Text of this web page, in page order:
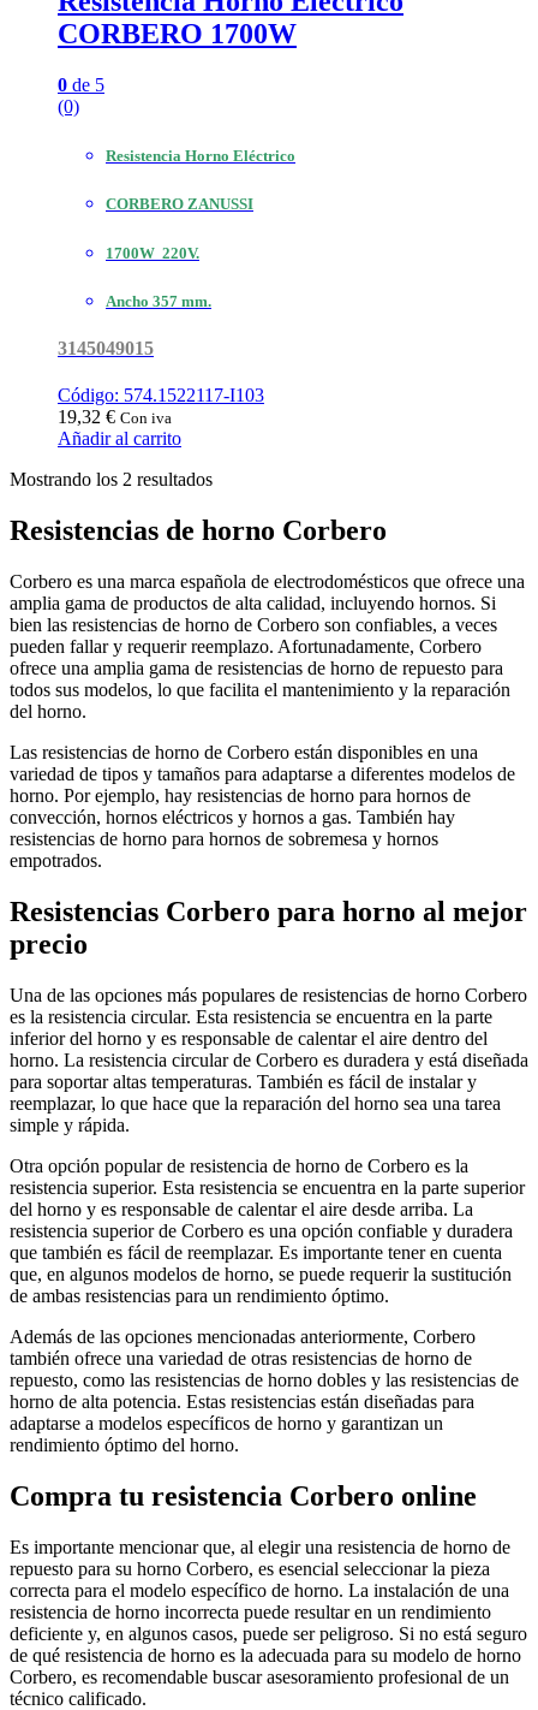
CORBERO 1700W
0 de 5
(0)
Resistencia Horno Eléctrico
CORBERO ZANUSSI
1700W 220V.
Ancho 357 mm.
3145049015
Código: 574.1522117-I103
19,32 € Con iva
Añadir al carrito
Mostrando los 2 resultadosOrdenado
popularidad
Resistencias de horno Corbero
Corbero es una marca española de electrodomésticos que ofrece una
amplia gama de productos de alta calidad, incluyendo hornos. Si
bien las resistencias de horno de Corbero son confiables, a veces
pueden fallar y requerir reemplazo. Afortunadamente, Corbero
ofrece una amplia gama de resistencias de horno de repuesto para
todos sus modelos, lo que facilita el mantenimiento y la reparación
del horno.
Las resistencias de horno de Corbero están disponibles en una
variedad de tipos y tamaños para adaptarse a diferentes modelos de
horno. Por ejemplo, hay resistencias de horno para hornos de
convección, hornos eléctricos y hornos a gas. También hay
resistencias de horno para hornos de sobremesa y hornos
empotrados.
Resistencias Corbero para horno al mejor
precio
Una de las opciones más populares de resistencias de horno Corbero
es la resistencia circular. Esta resistencia se encuentra en la parte
inferior del horno y es responsable de calentar el aire dentro del
horno. La resistencia circular de Corbero es duradera y está diseñada
para soportar altas temperaturas. También es fácil de instalar y
reemplazar, lo que hace que la reparación del horno sea una tarea
simple y rápida.
Otra opción popular de resistencia de horno de Corbero es la
resistencia superior. Esta resistencia se encuentra en la parte superior
del horno y es responsable de calentar el aire desde arriba. La
resistencia superior de Corbero es una opción confiable y duradera
que también es fácil de reemplazar. Es importante tener en cuenta
que, en algunos modelos de horno, se puede requerir la sustitución
de ambas resistencias para un rendimiento óptimo.
Además de las opciones mencionadas anteriormente, Corbero
también ofrece una variedad de otras resistencias de horno de
repuesto, como las resistencias de horno dobles y las resistencias de
horno de alta potencia. Estas resistencias están diseñadas para
adaptarse a modelos específicos de horno y garantizan un
rendimiento óptimo del horno.
Compra tu resistencia Corbero online
Es importante mencionar que, al elegir una resistencia de horno de
repuesto para su horno Corbero, es esencial seleccionar la pieza
correcta para el modelo específico de horno. La instalación de una
resistencia de horno incorrecta puede resultar en un rendimiento
deficiente y, en algunos casos, puede ser peligroso. Si no está seguro
de qué resistencia de horno es la adecuada para su modelo de horno
Corbero, es recomendable buscar asesoramiento profesional de un
técnico calificado.